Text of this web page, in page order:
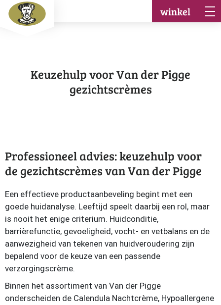
winkel
Keuzehulp voor Van der Pigge
gezichtscrèmes
Professioneel advies: keuzehulp voor
de gezichtscrèmes van Van der Pigge
Een effectieve productaanbeveling begint met een
goede huidanalyse. Leeftijd speelt daarbij een rol, maar
is nooit het enige criterium. Huidconditie,
barrièrefunctie, gevoeligheid, vocht- en vetbalans en de
aanwezigheid van tekenen van huidveroudering zijn
bepalend voor de keuze van een passende
verzorgingscrème.
Binnen het assortiment van Van der Pigge
onderscheiden de Calendula Nachtcrème, Hypoallergene